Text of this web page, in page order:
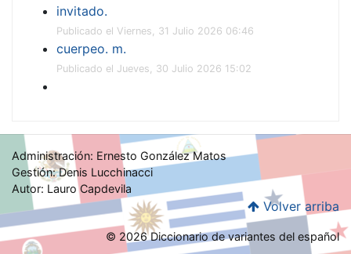
invitado.
Publicado el Viernes, 31 Julio 2026 06:46
cuerpeo. m.
Publicado el Jueves, 30 Julio 2026 15:02
Administración: Ernesto González Matos
Gestión: Denis Lucchinacci
Autor: Lauro Capdevila
Volver arriba
© 2026 Diccionario de variantes del español